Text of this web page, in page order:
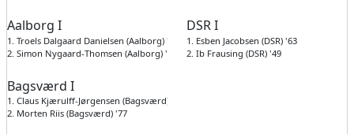
Aalborg I
1. Troels Dalgaard Danielsen (Aalborg) '89
2. Simon Nygaard-Thomsen (Aalborg) '89
DSR I
1. Esben Jacobsen (DSR) '63
2. Ib Frausing (DSR) '49
Bagsværd I
1. Claus Kjærulff-Jørgensen (Bagsværd) '77
2. Morten Riis (Bagsværd) '77